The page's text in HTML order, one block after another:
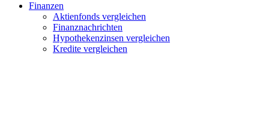
Finanzen
Aktienfonds vergleichen
Finanznachrichten
Hypothekenzinsen vergleichen
Kredite vergleichen